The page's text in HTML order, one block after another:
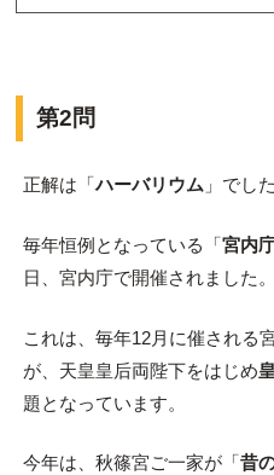
第2問
正解は「ハーバリウム 」でした
毎年恒例となっている「宮内
日、宮内庁で開催されました。
これは、毎年12月に催される
が、天皇皇后両陛下をはじめ
題となっています。
今年は、秋篠宮ご一家が「昔